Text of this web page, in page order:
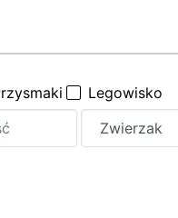
Legowisko